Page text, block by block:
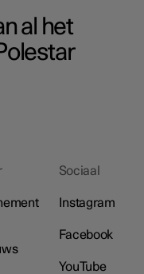
al het
Sociaal
Instagram
Facebook
YouTube